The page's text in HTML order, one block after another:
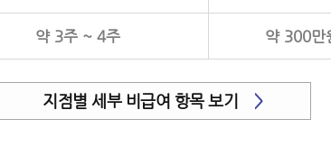
약 3주 ~ 4주 약 300만
지점별 세부 비급여 항목 보기 >